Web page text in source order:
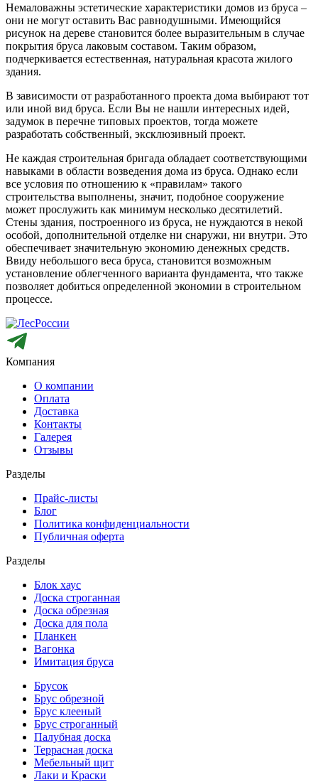
Немаловажны эстетические характеристики домов из бруса –
они не могут оставить Вас равнодушными. Имеющийся
рисунок на дереве становится более выразительным в случае
покрытия бруса лаковым составом. Таким образом,
подчеркивается естественная, натуральная красота жилого
здания.
В зависимости от разработанного проекта дома выбирают тот
или иной вид бруса. Если Вы не нашли интересных идей,
задумок в перечне типовых проектов, тогда можете
разработать собственный, эксклюзивный проект.
Не каждая строительная бригада обладает соответствующими
навыками в области возведения дома из бруса. Однако если
все условия по отношению к «правилам» такого
строительства выполнены, значит, подобное сооружение
может прослужить как минимум несколько десятилетий.
Стены здания, построенного из бруса, не нуждаются в некой
особой, дополнительной отделке ни снаружи, ни внутри. Это
обеспечивает значительную экономию денежных средств.
Ввиду небольшого веса бруса, становится возможным
установление облегченного варианта фундамента, что также
позволяет добиться определенной экономии в строительном
процессе.
Компания
О компании
Оплата
Доставка
Контакты
Галерея
Отзывы
Разделы
Прайс-листы
Блог
Политика конфиденциальности
Публичная оферта
Разделы
Блок хаус
Доска строганная
Доска обрезная
Доска для пола
Планкен
Вагонка
Имитация бруса
Брусок
Брус обрезной
Брус клееный
Брус строганный
Палубная доска
Террасная доска
Мебельный щит
Лаки и Краски